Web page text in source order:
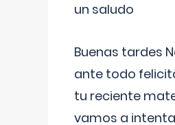
un saludo
Buenas tardes
ante todo
tu reciente
vamos a